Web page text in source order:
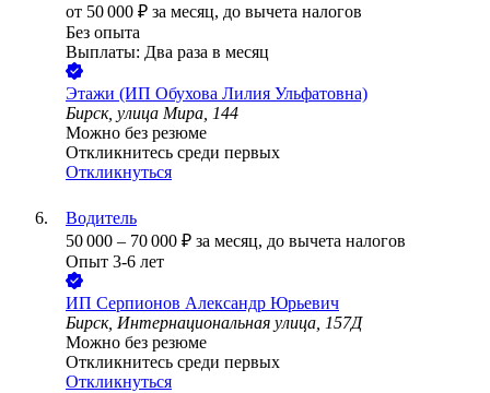
от 50 000 ₽ за месяц, до вычета налогов
Без опыта
Выплаты: Два раза в месяц
Этажи (ИП Обухова Лилия Ульфатовна)
Бирск, улица Мира, 144
Можно без резюме
Откликнитесь среди первых
Откликнуться
Водитель
50 000 – 70 000 ₽ за месяц, до вычета налогов
Опыт 3-6 лет
ИП Серпионов Александр Юрьевич
Бирск, Интернациональная улица, 157Д
Можно без резюме
Откликнитесь среди первых
Откликнуться